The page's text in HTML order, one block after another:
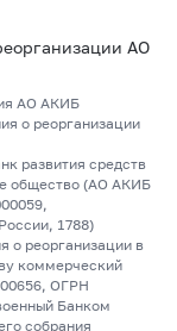
АО
АО АКИБ
о реорганизации
развития средств
общество (АО АКИБ
1788)
о реорганизации в
коммерческий
ОГРН
Банком
собрания